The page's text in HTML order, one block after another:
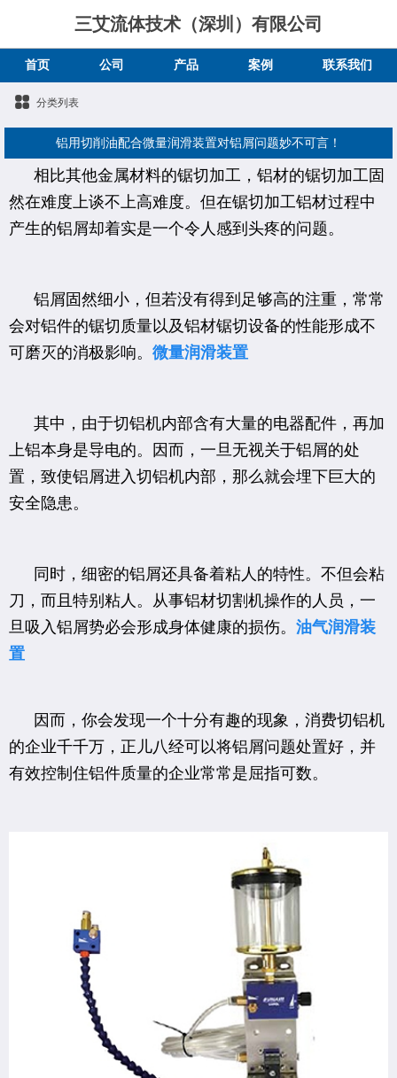
三艾流体技术（深圳）有限公司
首页 公司 产品 案例 联系我们
分类列表
铝用切削油配合微量润滑装置对铝屑问题妙不可言！
相比其他金属材料的锯切加工，铝材的锯切加工固
然在难度上谈不上高难度。但在锯切加工铝材过程中
产生的铝屑却着实是一个令人感到头疼的问题。
铝屑固然细小，但若没有得到足够高的注重，常常
会对铝件的锯切质量以及铝材锯切设备的性能形成不
可磨灭的消极影响。 微量润滑装置
其中，由于切铝机内部含有大量的电器配件，再加
上铝本身是导电的。因而，一旦无视关于铝屑的处
置，致使铝屑进入切铝机内部，那么就会埋下巨大的
安全隐患。
同时，细密的铝屑还具备着粘人的特性。不但会粘
刀，而且特别粘人。从事铝材切割机操作的人员，一
旦吸入铝屑势必会形成身体健康的损伤。 油气润滑装
置
因而，你会发现一个十分有趣的现象，消费切铝机
的企业千千万，正儿八经可以将铝屑问题处置好，并
有效控制住铝件质量的企业常常是屈指可数。